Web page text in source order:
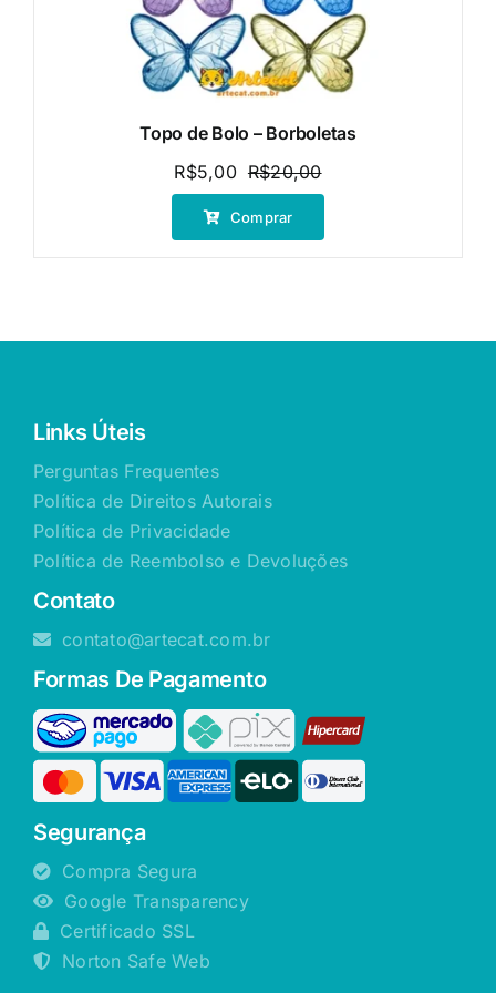
Topo de Bolo – Borboletas
R$20,00O
preço
era:
R$5,00
O
preço
é:
Comprar
Links Úteis
Perguntas Frequentes
Política de Direitos Autorais
Política de Privacidade
Política de Reembolso e Devoluções
Contato
contato@artecat.com.br
Formas De Pagamento
Segurança
Compra Segura
Google Transparency
Certificado SSL
Norton Safe Web